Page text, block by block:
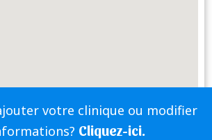
votre clinique ou modifier
Cliquez-ici.